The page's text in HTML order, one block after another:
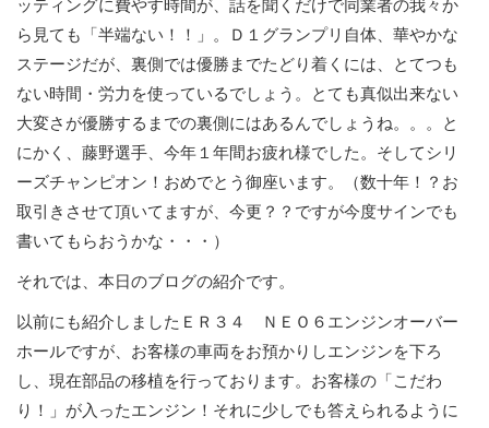
ッティングに費やす時間が、話を聞くだけで同業者の我々か
ら見ても「半端ない！！」。Ｄ１グランプリ自体、華やかな
ステージだが、裏側では優勝までたどり着くには、とてつも
ない時間・労力を使っているでしょう。とても真似出来ない
大変さが優勝するまでの裏側にはあるんでしょうね。。。と
にかく、藤野選手、今年１年間お疲れ様でした。そしてシリ
ーズチャンピオン！おめでとう御座います。（数十年！？お
取引きさせて頂いてますが、今更？？ですが今度サインでも
書いてもらおうかな・・・）
それでは、本日のブログの紹介です。
以前にも紹介しましたＥＲ３４ ＮＥＯ６エンジンオーバー
ホールですが、お客様の車両をお預かりしエンジンを下ろ
し、現在部品の移植を行っております。お客様の「こだわ
り！」が入ったエンジン！それに少しでも答えられるように